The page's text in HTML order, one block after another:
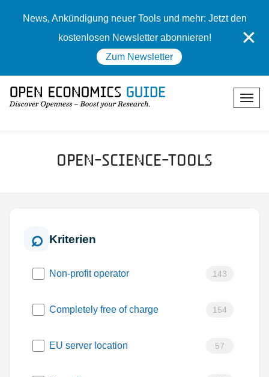
News, Ankündigung neuer Tools und mehr: Jetzt den
kostenlosen Newsletter abonnieren!
Zum Newsletter
✕
Open-Science-Tools
Kriterien
Non-profit operator 143
Completely free of charge 154
EU server location 57